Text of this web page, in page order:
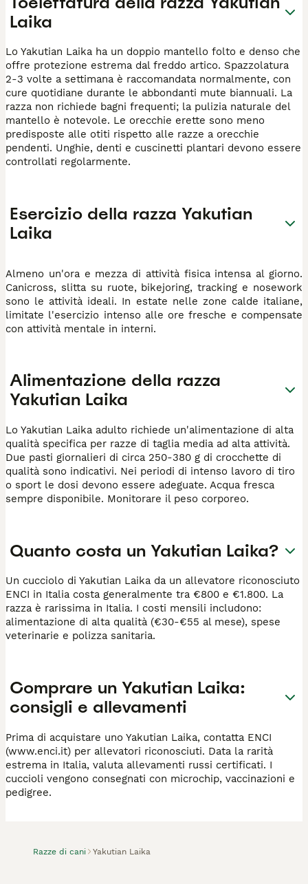
Razze di cani Yakutian Laika
Laika
Lo Yakutian Laika ha un doppio mantello folto e denso che
offre protezione estrema dal freddo artico. Spazzolatura
2-3 volte a settimana è raccomandata normalmente, con
cure quotidiane durante le abbondanti mute biannuali. La
razza non richiede bagni frequenti; la pulizia naturale del
mantello è notevole. Le orecchie erette sono meno
predisposte alle otiti rispetto alle razze a orecchie
pendenti. Unghie, denti e cuscinetti plantari devono essere
controllati regolarmente.
Esercizio della razza Yakutian
Laika
Almeno un'ora e mezza di attività fisica intensa al giorno.
Canicross, slitta su ruote, bikejoring, tracking e nosework
sono le attività ideali. In estate nelle zone calde italiane,
limitate l'esercizio intenso alle ore fresche e compensate
con attività mentale in interni.
Alimentazione della razza
Yakutian Laika
Lo Yakutian Laika adulto richiede un'alimentazione di alta
qualità specifica per razze di taglia media ad alta attività.
Due pasti giornalieri di circa 250-380 g di crocchette di
qualità sono indicativi. Nei periodi di intenso lavoro di tiro
o sport le dosi devono essere adeguate. Acqua fresca
sempre disponibile. Monitorare il peso corporeo.
Quanto costa un Yakutian Laika?
Un cucciolo di Yakutian Laika da un allevatore riconosciuto
ENCI in Italia costa generalmente tra €800 e €1.800. La
razza è rarissima in Italia. I costi mensili includono:
alimentazione di alta qualità (€30-€55 al mese), spese
veterinarie e polizza sanitaria.
Comprare un Yakutian Laika:
consigli e allevamenti
Prima di acquistare uno Yakutian Laika, contatta ENCI
(www.enci.it) per allevatori riconosciuti. Data la rarità
estrema in Italia, valuta allevamenti russi certificati. I
cuccioli vengono consegnati con microchip, vaccinazioni e
pedigree.